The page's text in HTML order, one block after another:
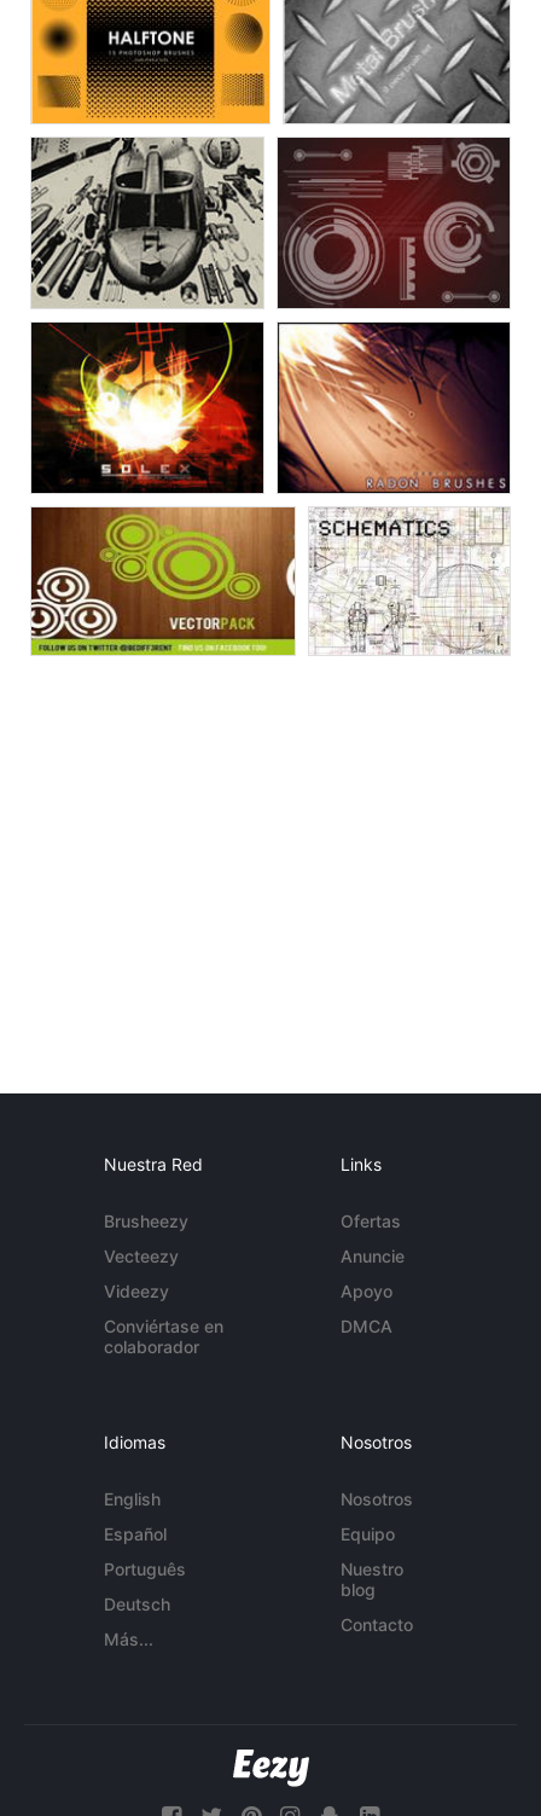
Nuestra Red
Brusheezy
Vecteezy
Videezy
Conviértase en
colaborador
Links
Ofertas
Anuncie
Apoyo
DMCA
Idiomas
English
Español
Português
Deutsch
Más...
Nosotros
Nosotros
Equipo
Nuestro
blog
Contacto